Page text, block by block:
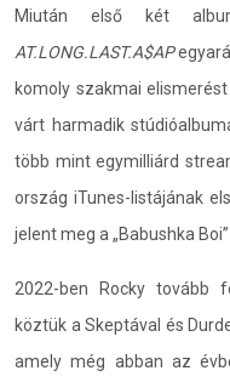
Miután első két
AT.LONG.LAST.A$AP
komoly szakmai
várt harmadik
több mint egymilliárd
ország iTunes-listájának
jelent meg a „Babushka
2022-ben Rocky tovább
köztük a Skeptával és
amely még abban az